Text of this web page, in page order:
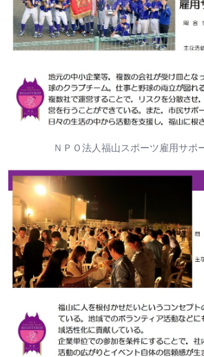
ＮＰＯ法人福山スポーツ雇用サポ